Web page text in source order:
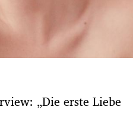
„Die erste Liebe